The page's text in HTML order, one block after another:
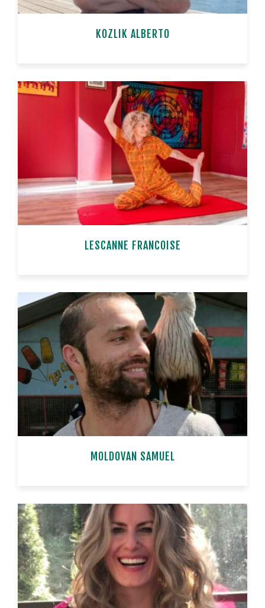
KOZLIK ALBERTO
LESCANNE FRANCOISE
MOLDOVAN SAMUEL